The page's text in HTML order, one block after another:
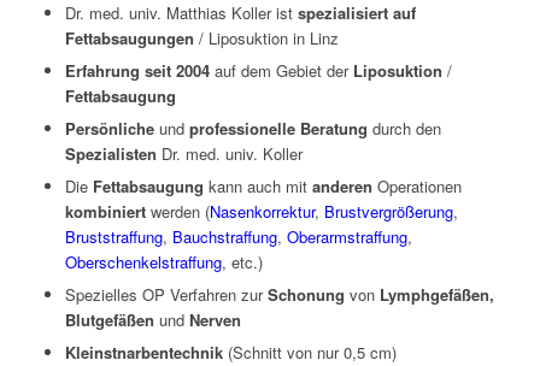
Dr. med. univ. Matthias Koller ist spezialisiert auf
Fettabsaugungen / Liposuktion in Linz
Erfahrung seit 2004auf dem Gebiet der Liposuktion /
Fettabsaugung
Persönlicheund professionelle Beratung durch den
Spezialisten Dr. med. univ. Koller
Die Fettabsaugung kann auch mit anderen Operationen
kombiniertwerden (Nasenkorrektur, Brustvergrößerung,
Bruststraffung, Bauchstraffung, Oberarmstraffung,
Oberschenkelstraffung, etc.)
Spezielles OP Verfahren zurSchonung von Lymphgefäßen,
Blutgefäßen und Nerven
Kleinstnarbentechnik(Schnitt von nur 0,5 cm)